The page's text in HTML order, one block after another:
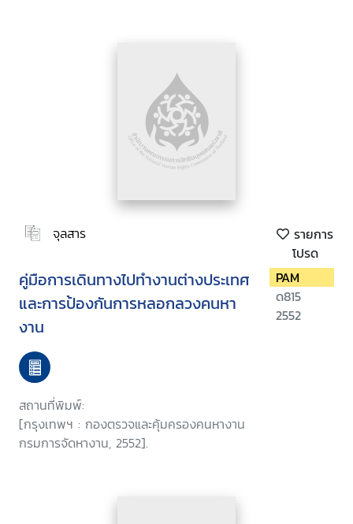
จุลสาร
รายการ
โปรด
คู่มือการเดินทางไปทำงานต่างประเทศ
และการป้องกันการหลอกลวงคนหา
งาน
สถานที่พิมพ์:
[กรุงเทพฯ : กองตรวจและคุ้มครองคนหางาน
กรมการจัดหางาน, 2552].
PAM
ด815
2552